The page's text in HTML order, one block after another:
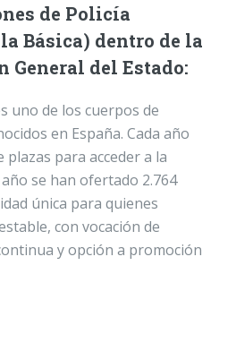
de Policía
Básica) dentro de la
del Estado:
uno de los cuerpos de
en España. Cada año
plazas para acceder a la
año se han ofertado 2.764
única para quienes
con vocación de
y opción a promoción